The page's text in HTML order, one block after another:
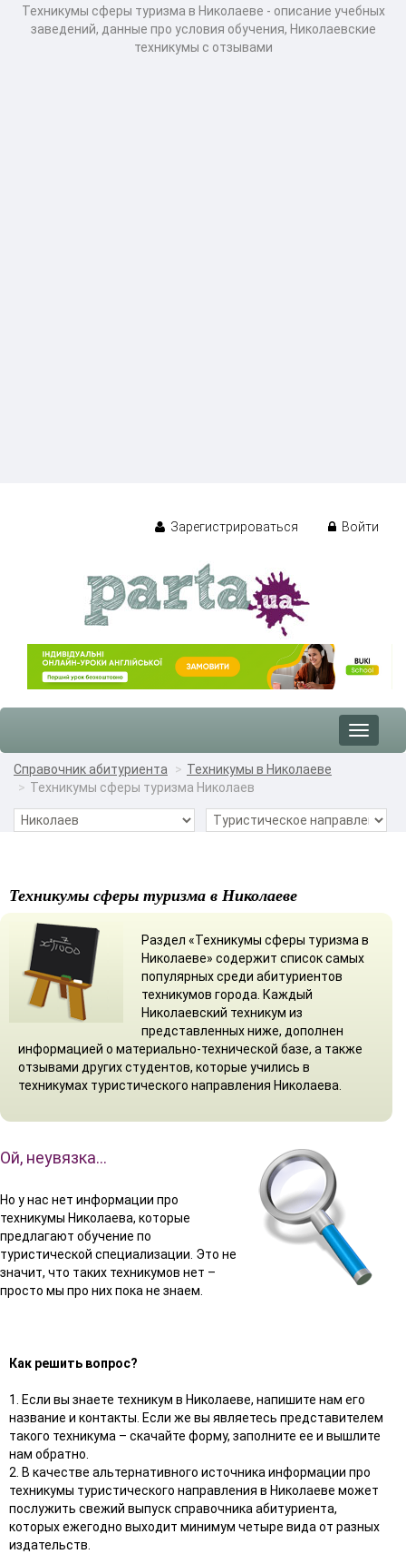
Техникумы сферы туризма в Николаеве - описание учебных
заведений, данные про условия обучения, Николаевские
техникумы с отзывами
Зарегистрироваться Войти
Toggle
Справочник абитуриента
Техникумы в Николаеве
Техникумы сферы туризма Николаев
Техникумы сферы туризма в Николаеве
Раздел «Техникумы сферы туризма в
Николаеве» содержит список самых
популярных среди абитуриентов
техникумов города. Каждый
Николаевский техникум из
представленных ниже, дополнен
информацией о материально-технической базе, а также
отзывами других студентов, которые учились в
техникумах туристического направления Николаева.
Ой, неувязка…
Но у нас нет информации про
техникумы Николаева, которые
предлагают обучение по
туристической специализации. Это не
значит, что таких техникумов нет –
просто мы про них пока не знаем.
Как решить вопрос?
1. Если вы знаете техникум в Николаеве, напишите нам его
название и контакты. Если же вы являетесь представителем
такого техникума – скачайте форму, заполните ее и вышлите
нам обратно.
2. В качестве альтернативного источника информации про
техникумы туристического направления в Николаеве может
послужить свежий выпуск справочника абитуриента,
которых ежегодно выходит минимум четыре вида от разных
издательств.